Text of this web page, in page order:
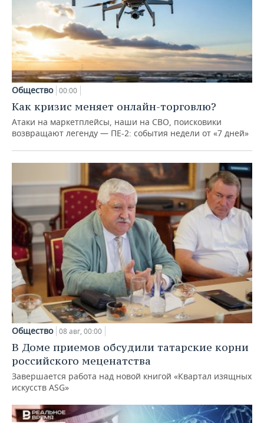
Общество 00:00
Как кризис меняет онлайн-торговлю?
Атаки на маркетплейсы, наши на СВО, поисковики
возвращают легенду — ПЕ-2: события недели от «7 дней»
Общество 08 авг, 00:00
В Доме приемов обсудили татарские корни
российского меценатства
Завершается работа над новой книгой «Квартал изящных
искусств ASG»